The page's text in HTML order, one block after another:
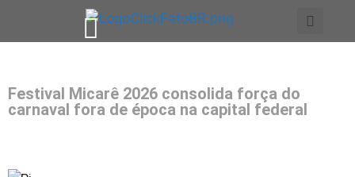
Festival Micarê 2026 consolida força do
carnaval fora de época na capital federal